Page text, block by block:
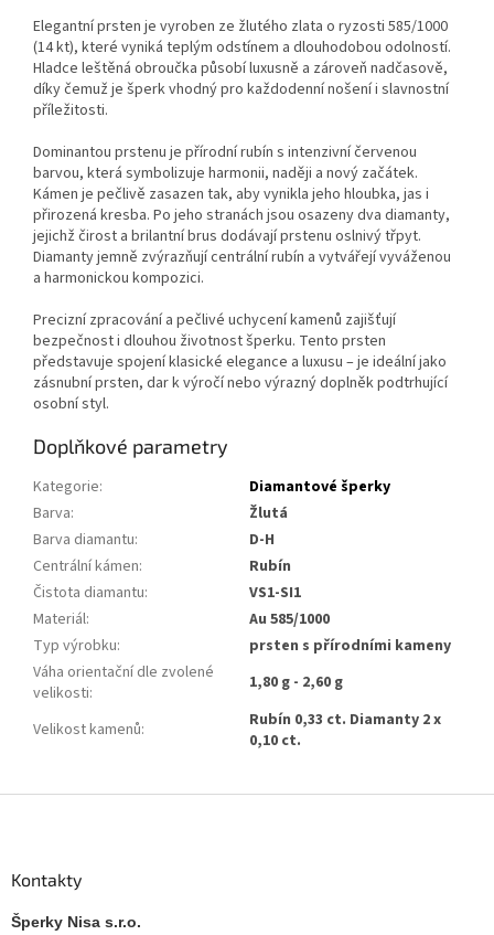
Elegantní prsten je vyroben ze žlutého zlata o ryzosti 585/1000
(14 kt), které vyniká teplým odstínem a dlouhodobou odolností.
Hladce leštěná obroučka působí luxusně a zároveň nadčasově,
díky čemuž je šperk vhodný pro každodenní nošení i slavnostní
příležitosti.
Dominantou prstenu je přírodní rubín s intenzivní červenou
barvou, která symbolizuje harmonii, naději a nový začátek.
Kámen je pečlivě zasazen tak, aby vynikla jeho hloubka, jas i
přirozená kresba. Po jeho stranách jsou osazeny dva diamanty,
jejichž čirost a brilantní brus dodávají prstenu oslnivý třpyt.
Diamanty jemně zvýrazňují centrální rubín a vytvářejí vyváženou
a harmonickou kompozici.
Precizní zpracování a pečlivé uchycení kamenů zajišťují
bezpečnost i dlouhou životnost šperku. Tento prsten
představuje spojení klasické elegance a luxusu – je ideální jako
zásnubní prsten, dar k výročí nebo výrazný doplněk podtrhující
osobní styl.
Doplňkové parametry
Kategorie:
Diamantové šperky
Barva:
Žlutá
Barva diamantu:
D-H
Centrální kámen:
Rubín
Čistota diamantu:
VS1-SI1
Materiál:
Au 585/1000
Typ výrobku:
prsten s přírodními kameny
Váha orientační dle zvolené
velikosti: 1,80 g - 2,60 g
Velikost kamenů:
Rubín 0,33 ct. Diamanty 2 x
0,10 ct.
Kontakty
Šperky Nisa s.r.o.